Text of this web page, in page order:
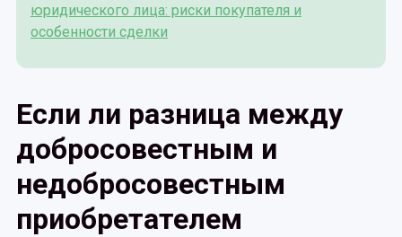
юридического лица: риски покупателя и
особенности сделки
Если ли разница между
добросовестным и
недобросовестным
приобретателем